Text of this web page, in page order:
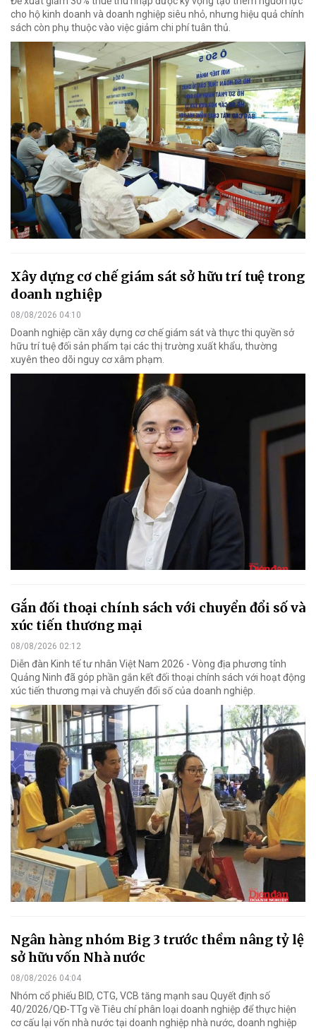
cho hộ kinh doanh và doanh nghiệp siêu nhỏ, nhưng hiệu quả chính
sách còn phụ thuộc vào việc giảm chi phí tuân thủ.
Xây dựng cơ chế giám sát sở hữu trí tuệ trong
doanh nghiệp
08/08/2026 04:10
Doanh nghiệp cần xây dựng cơ chế giám sát và thực thi quyền sở
hữu trí tuệ đối sản phẩm tại các thị trường xuất khẩu, thường
xuyên theo dõi nguy cơ xâm phạm.
Gắn đối thoại chính sách với chuyển đổi số và
xúc tiến thương mại
08/08/2026 02:12
Diễn đàn Kinh tế tư nhân Việt Nam 2026 - Vòng địa phương tỉnh
Quảng Ninh đã góp phần gắn kết đối thoại chính sách với hoạt động
xúc tiến thương mại và chuyển đổi số của doanh nghiệp.
Ngân hàng nhóm Big 3 trước thềm nâng tỷ lệ
sở hữu vốn Nhà nước
08/08/2026 04:04
Nhóm cổ phiếu BID, CTG, VCB tăng mạnh sau Quyết định số
40/2026/QĐ-TTg về Tiêu chí phân loại doanh nghiệp để thực hiện
cơ cấu lại vốn nhà nước tại doanh nghiệp nhà nước, doanh nghiệp